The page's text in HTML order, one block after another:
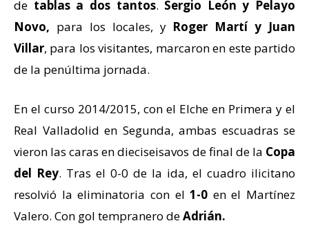
de tablas a dos tantos. Sergio León y Pelayo
Novo, para los locales, y Roger Martí y Juan
Villar, para los visitantes, marcaron en este partido
de la penúltima jornada.
En el curso 2014/2015, con el Elche en Primera y el
Real Valladolid en Segunda, ambas escuadras se
vieron las caras en dieciseisavos de final de la Copa
del Rey. Tras el 0-0 de la ida, el cuadro ilicitano
resolvió la eliminatoria con el1-0 en el Martínez
Valero. Con gol tempranero deAdrián.